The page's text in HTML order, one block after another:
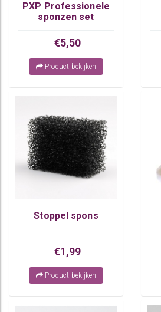
PXP Professionele
sponzen set
€5,50
Product bekijken
Stoppel spons
€1,99
Product bekijken